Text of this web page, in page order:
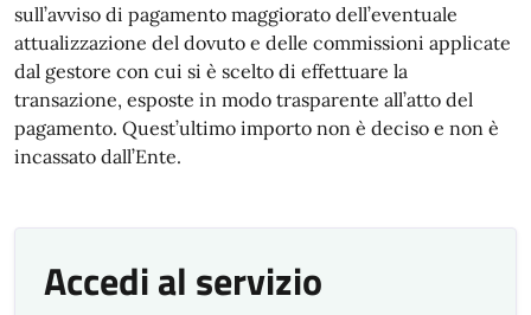
sull’avviso di pagamento maggiorato dell’eventuale
attualizzazione del dovuto e delle commissioni applicate
dal gestore con cui si è scelto di effettuare la
transazione, esposte in modo trasparente all’atto del
pagamento. Quest’ultimo importo non è deciso e non è
incassato dall’Ente.
Accedi al servizio